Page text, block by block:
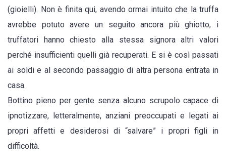
via
col
bottino
(gioielli). Non è finita qui, avendo ormai intuito che la truffa
avrebbe potuto avere un seguito ancora più ghiotto, i
truffatori hanno chiesto alla stessa signora altri valori
perché insufficienti quelli già recuperati. E si è così passati
ai soldi e al secondo passaggio di altra persona entrata in
casa.
Bottino pieno per gente senza alcuno scrupolo capace di
ipnotizzare, letteralmente, anziani preoccupati e legati ai
propri affetti e desiderosi di “salvare” i propri figli in
difficoltà.